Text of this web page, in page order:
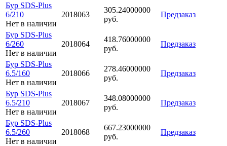
Бур SDS-Plus
6/210
Нет в наличии
2018063
305.24000000
руб.
Предзаказ
Бур SDS-Plus
6/260
Нет в наличии
2018064
418.76000000
руб.
Предзаказ
Бур SDS-Plus
6.5/160
Нет в наличии
2018066
278.46000000
руб.
Предзаказ
Бур SDS-Plus
6.5/210
Нет в наличии
2018067
348.08000000
руб.
Предзаказ
Бур SDS-Plus
6.5/260
Нет в наличии
2018068
667.23000000
руб.
Предзаказ